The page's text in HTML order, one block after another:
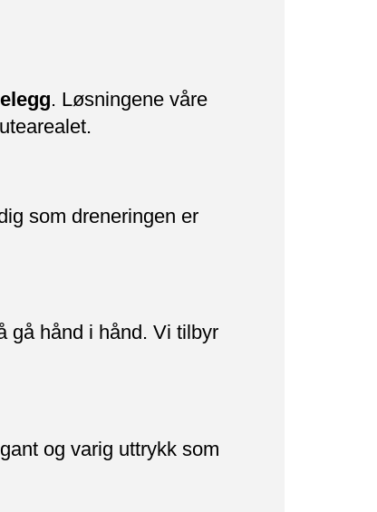
. Løsningene våre
som dreneringen er
gå hånd i hånd. Vi tilbyr
og varig uttrykk som